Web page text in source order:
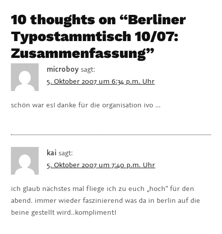
10 thoughts on “Berliner
Typostammtisch 10/07:
Zusammenfassung”
microboy sagt:
5. Oktober 2007 um 6:34 p.m. Uhr
schön war es! danke für die organisation ivo …
kai sagt:
5. Oktober 2007 um 7:40 p.m. Uhr
ich glaub nächstes mal fliege ich zu euch „hoch“ für den
abend. immer wieder faszinierend was da in berlin auf die
beine gestellt wird..kompliment!